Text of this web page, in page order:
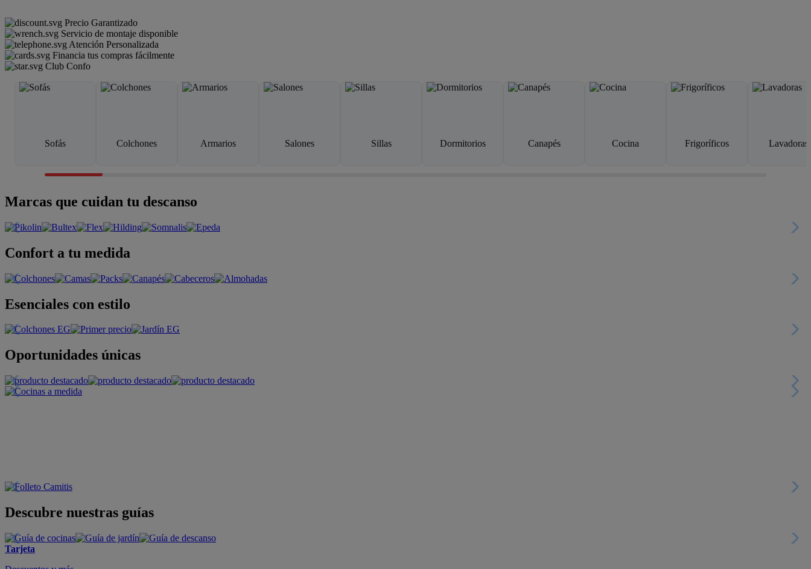
Precio Garantizado
Servicio de montaje disponible
Atención Personalizada
Financia tus compras fácilmente
Club Confo
Sofás Colchones Armarios Salones Sillas Dormitorios Canapés Cocina Frigoríficos Lavadoras
Marcas que cuidan tu descanso
Confort a tu medida
Esenciales con estilo
Oportunidades únicas
Descubre nuestras guías
Tarjeta